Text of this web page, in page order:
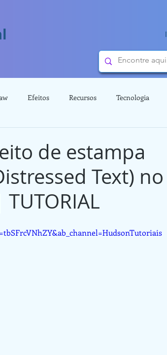
Efeitos Recursos Tecnologia
de estampa
Text) no